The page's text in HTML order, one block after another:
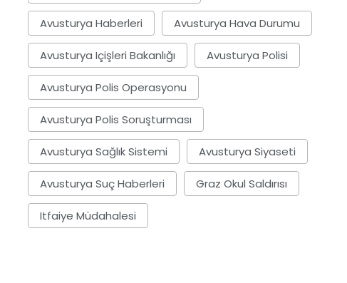
Avusturya Haberleri Avusturya Hava Durumu
Avusturya Içişleri Bakanlığı Avusturya Polisi
Avusturya Polis Operasyonu
Avusturya Polis Soruşturması
Avusturya Sağlık Sistemi Avusturya Siyaseti
Avusturya Suç Haberleri Graz Okul Saldırısı
Itfaiye Müdahalesi